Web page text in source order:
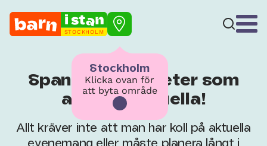
STOCKHOLM
Stockholm
Klicka ovan för
att byta område
Spana in aktiviteter som
alltid är aktuella!
Allt kräver inte att man har koll på aktuella